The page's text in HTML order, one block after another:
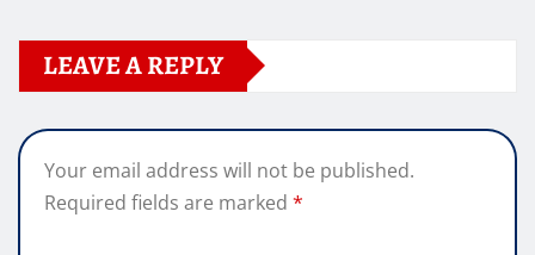
LEAVE A REPLY
Your email address will not be published.
Required fields are marked *